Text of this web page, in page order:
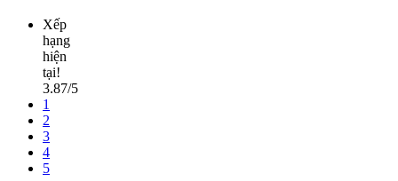
Xếp
hạng
hiện
tại!
3.87/5
1
2
3
4
5